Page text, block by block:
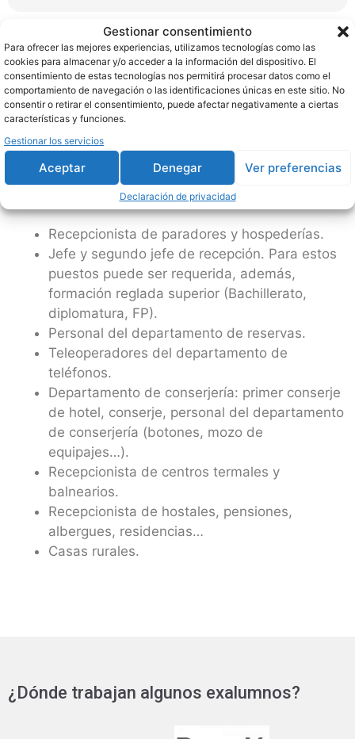
Gestionar consentimiento
Para ofrecer las mejores experiencias, utilizamos tecnologías como las
cookies para almacenar y/o acceder a la información del dispositivo. El
consentimiento de estas tecnologías nos permitirá procesar datos como el
comportamiento de navegación o las identificaciones únicas en este sitio. No
consentir o retirar el consentimiento, puede afectar negativamente a ciertas
características y funciones.
Gestionar los servicios
Aceptar Denegar Ver preferencias
Declaración de privacidad
Gestión de departamentos del área de alojamiento.
Inglés profesional para turismo.
Salidas profesionales
Una vez finalizada la formación, podrás trabajar
Recepcionista de paradores y hospederías.
Jefe y segundo jefe de recepción. Para estos
puestos puede ser requerida, además,
formación reglada superior (Bachillerato,
diplomatura, FP).
Personal del departamento de reservas.
Teleoperadores del departamento de
teléfonos.
Departamento de conserjería: primer conserje
de hotel, conserje, personal del departamento
de conserjería (botones, mozo de
equipajes…).
Recepcionista de centros termales y
balnearios.
Recepcionista de hostales, pensiones,
albergues, residencias…
Casas rurales.
¿Dónde trabajan algunos exalumnos?